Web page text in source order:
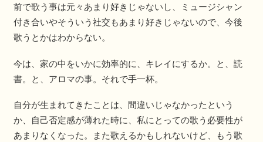
前で歌う事は元々あまり好きじゃないし、ミュージシャン
付き合いやそういう社交もあまり好きじゃないので、今後
歌うとかはわからない。
今は、家の中をいかに効率的に、キレイにするか。と、読
書。と、アロマの事。それで手一杯。
自分が生まれてきたことは、間違いじゃなかったという
か、自己否定感が薄れた時に、私にとっての歌う必要性が
あまりなくなった。また歌えるかもしれないけど、もう歌